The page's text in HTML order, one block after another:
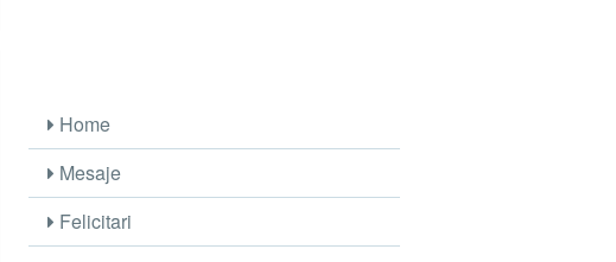
Home
Mesaje
Felicitari